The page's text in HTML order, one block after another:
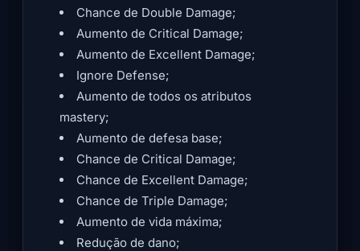
Chance de Double Damage;
Aumento de Critical Damage;
Aumento de Excellent Damage;
Ignore Defense;
Aumento de todos os atributos
mastery;
Aumento de defesa base;
Chance de Critical Damage;
Chance de Excellent Damage;
Chance de Triple Damage;
Aumento de vida máxima;
Redução de dano;